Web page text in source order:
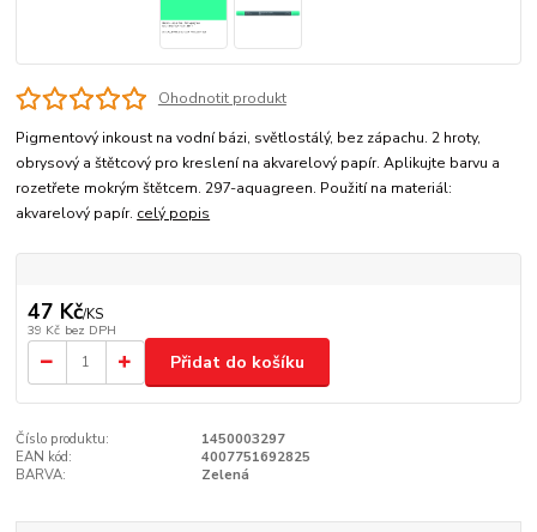
Ohodnotit produkt
Pigmentový inkoust na vodní bázi, světlostálý, bez zápachu. 2 hroty,
obrysový a štětcový pro kreslení na akvarelový papír. Aplikujte barvu a
rozetřete mokrým štětcem. 297-aquagreen. Použití na materiál:
akvarelový papír. celý popis
47 Kč/KS
39 Kč bez DPH
Přidat do košíku
Číslo produktu:
1450003297
EAN kód:
4007751692825
BARVA:
Zelená